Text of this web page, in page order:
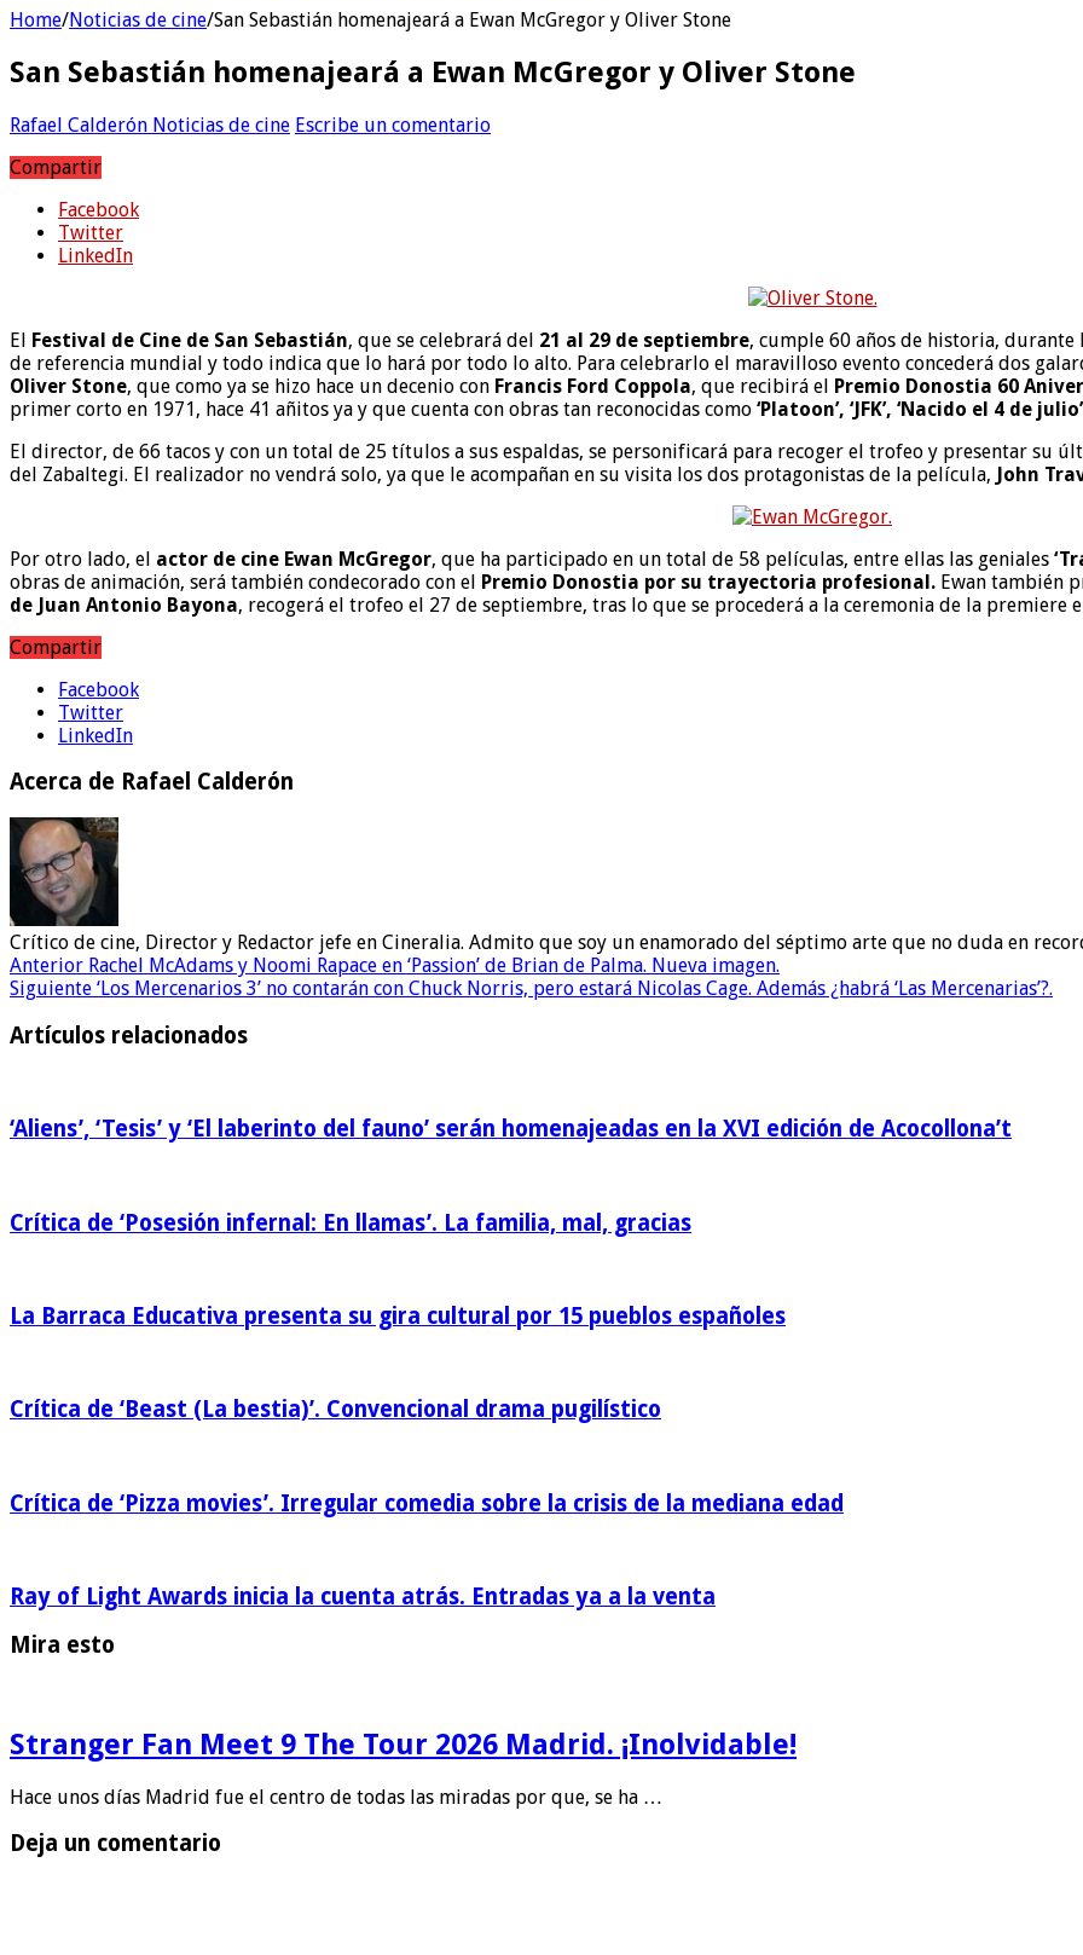
Home/Noticias de cine/San Sebastián homenajeará a Ewan McGregor y Oliver Stone
San Sebastián homenajeará a Ewan McGregor y Oliver Stone
Rafael Calderón Noticias de cine Escribe un comentario
Compartir
Facebook
Twitter
LinkedIn
El Festival de Cine de San Sebastián, que se celebrará del 21 al 29 de septiembre, cumple 60 años de historia, durante
de referencia mundial y todo indica que lo hará por todo lo alto. Para celebrarlo el maravilloso evento concederá dos
Oliver Stone, que como ya se hizo hace un decenio con Francis Ford Coppola, que recibirá el Premio Donostia 60
primer corto en 1971, hace 41 añitos ya y que cuenta con obras tan reconocidas como ‘Platoon’, ‘JFK’, ‘Nacido el 4 de
El director, de 66 tacos y con un total de 25 títulos a sus espaldas, se personificará para recoger el trofeo y presentar su
del Zabaltegi. El realizador no vendrá solo, ya que le acompañan en su visita los dos protagonistas de la película, John
Por otro lado, el actor de cine Ewan McGregor, que ha participado en un total de 58 películas, entre ellas las geniales
obras de animación, será también condecorado con el Premio Donostia por su trayectoria profesional. Ewan también
de Juan Antonio Bayona, recogerá el trofeo el 27 de septiembre, tras lo que se procederá a la ceremonia de la premiere
Compartir
Facebook
Twitter
LinkedIn
Acerca de Rafael Calderón
Crítico de cine, Director y Redactor jefe en Cineralia. Admito que soy un enamorado del séptimo arte que no duda en
Anterior Rachel McAdams y Noomi Rapace en ‘Passion’ de Brian de Palma. Nueva imagen.
Siguiente ‘Los Mercenarios 3’ no contarán con Chuck Norris, pero estará Nicolas Cage. Además ¿habrá ‘Las Mercenarias’?.
Artículos relacionados
‘Aliens’, ‘Tesis’ y ‘El laberinto del fauno’ serán homenajeadas en la XVI edición de Acocollona’t
Crítica de ‘Posesión infernal: En llamas’. La familia, mal, gracias
La Barraca Educativa presenta su gira cultural por 15 pueblos españoles
Crítica de ‘Beast (La bestia)’. Convencional drama pugilístico
Crítica de ‘Pizza movies’. Irregular comedia sobre la crisis de la mediana edad
Ray of Light Awards inicia la cuenta atrás. Entradas ya a la venta
Mira esto
Stranger Fan Meet 9 The Tour 2026 Madrid. ¡Inolvidable!
Hace unos días Madrid fue el centro de todas las miradas por que, se ha …
Deja un comentario